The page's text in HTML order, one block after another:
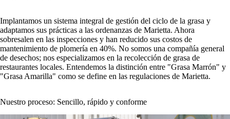
Implantamos un sistema integral de gestión del ciclo de la grasa y
adaptamos sus prácticas a las ordenanzas de Marietta. Ahora
sobresalen en las inspecciones y han reducido sus costos de
mantenimiento de plomería en 40%. No somos una compañía general
de desechos; nos especializamos en la recolección de grasa de
restaurantes locales. Entendemos la distinción entre "Grasa Marrón" y
"Grasa Amarilla" como se define en las regulaciones de Marietta.
Nuestro proceso: Sencillo, rápido y conforme